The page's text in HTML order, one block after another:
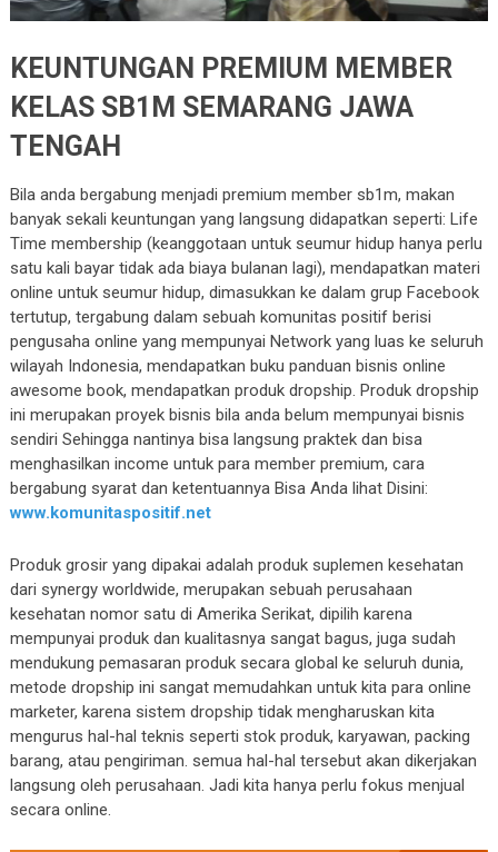
KEUNTUNGAN PREMIUM MEMBER
KELAS SB1M SEMARANG JAWA
TENGAH
Bila anda bergabung menjadi premium member sb1m, makan
banyak sekali keuntungan yang langsung didapatkan seperti: Life
Time membership (keanggotaan untuk seumur hidup hanya perlu
satu kali bayar tidak ada biaya bulanan lagi), mendapatkan materi
online untuk seumur hidup, dimasukkan ke dalam grup Facebook
tertutup, tergabung dalam sebuah komunitas positif berisi
pengusaha online yang mempunyai Network yang luas ke seluruh
wilayah Indonesia, mendapatkan buku panduan bisnis online
awesome book, mendapatkan produk dropship. Produk dropship
ini merupakan proyek bisnis bila anda belum mempunyai bisnis
sendiri Sehingga nantinya bisa langsung praktek dan bisa
menghasilkan income untuk para member premium, cara
bergabung syarat dan ketentuannya Bisa Anda lihat Disini:
www.komunitaspositif.net
Produk grosir yang dipakai adalah produk suplemen kesehatan
dari synergy worldwide, merupakan sebuah perusahaan
kesehatan nomor satu di Amerika Serikat, dipilih karena
mempunyai produk dan kualitasnya sangat bagus, juga sudah
mendukung pemasaran produk secara global ke seluruh dunia,
metode dropship ini sangat memudahkan untuk kita para online
marketer, karena sistem dropship tidak mengharuskan kita
mengurus hal-hal teknis seperti stok produk, karyawan, packing
barang, atau pengiriman. semua hal-hal tersebut akan dikerjakan
langsung oleh perusahaan. Jadi kita hanya perlu fokus menjual
secara online.